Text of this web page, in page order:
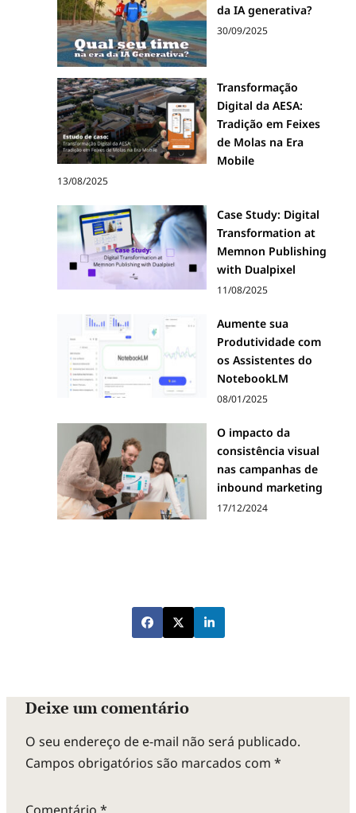
da IA generativa?
30/09/2025
Transformação
Digital da AESA:
Tradição em Feixes
de Molas na Era
Mobile
13/08/2025
Case Study: Digital
Transformation at
Memnon Publishing
with Dualpixel
11/08/2025
Aumente sua
Produtividade com
os Assistentes do
NotebookLM
08/01/2025
O impacto da
consistência visual
nas campanhas de
inbound marketing
17/12/2024
Deixe um comentário
O seu endereço de e-mail não será publicado.
Campos obrigatórios são marcados com *
Comentário *